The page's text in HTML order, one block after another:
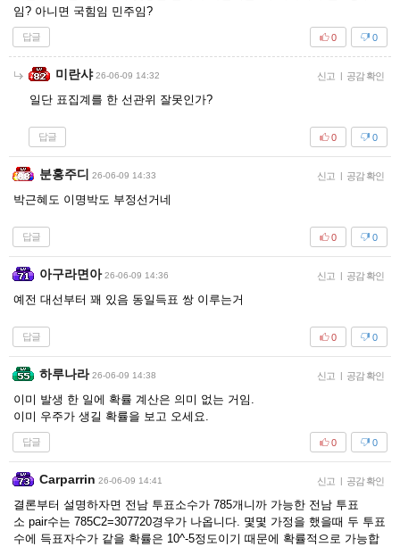
임? 아니면 국힘임 민주임?
답글 0
0
미란샤 26-06-09 14:32 신고 | 공감 확인
일단 표집계를 한 선관위 잘못인가?
답글 0
0
분홍주디 26-06-09 14:33 신고 | 공감 확인
박근혜도 이명박도 부정선거네
답글 0
0
아구라면아 26-06-09 14:36 신고 | 공감 확인
예전 대선부터 꽤 있음 동일득표 쌍 이루는거
답글 0
0
하루나라 26-06-09 14:38 신고 | 공감 확인
이미 발생 한 일에 확률 계산은 의미 없는 거임.
이미 우주가 생길 확률을 보고 오세요.
답글 0
0
Carparrin 26-06-09 14:41 신고 | 공감 확인
결론부터 설명하자면 전남 투표소수가 785개니까 가능한 전남 투표
소 pair수는 785C2=307720경우가 나옵니다. 몇몇 가정을 했을때 두 투표
수에 득표자수가 같을 확률은 10^-5정도이기 때문에 확률적으로 가능합